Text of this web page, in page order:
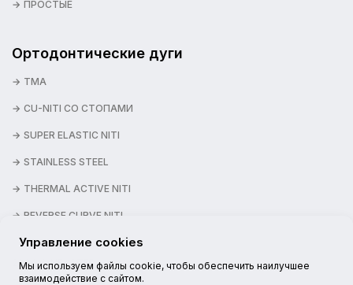
ПРОСТЫЕ
Ортодонтические дуги
TMA
CU-NITI СО СТОПАМИ
SUPER ELASTIC NITI
STAINLESS STEEL
THERMAL ACTIVE NITI
REVERSE CURVE NITI
2026 © NEXSTEP
НАШИ КАНАЛЫ:
Управление cookies
Мы используем файлы cookie, чтобы обеспечить наилучшее
взаимодействие с сайтом.